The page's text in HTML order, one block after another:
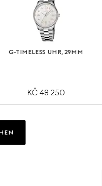
G-TIMELESS UHR, 29MM
KČ 48.250